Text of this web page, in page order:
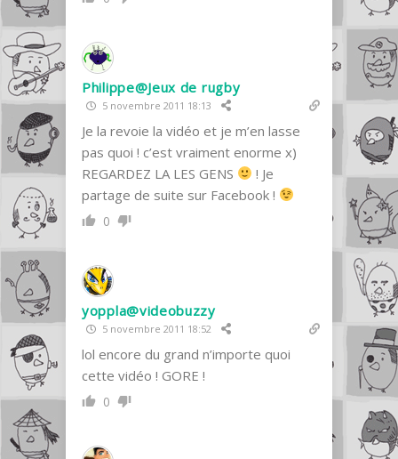
Philippe@Jeux de rugby
5 novembre 2011 18:13
Je la revoie la vidéo et je m’en lasse
pas quoi ! c’est vraiment enorme x)
REGARDEZ LA LES GENS
! Je
partage de suite sur Facebook !
0
yoppla@videobuzzy
5 novembre 2011 18:52
lol encore du grand n’importe quoi
cette vidéo ! GORE !
0